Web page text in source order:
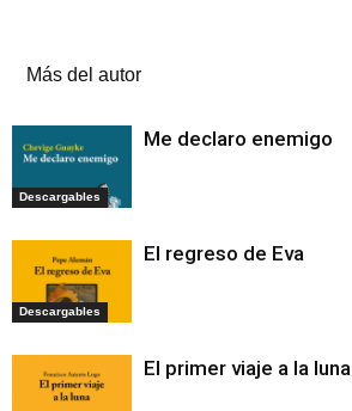
Más del autor
Descargables
Me declaro enemigo
Descargables
El regreso de Eva
El primer viaje a la luna